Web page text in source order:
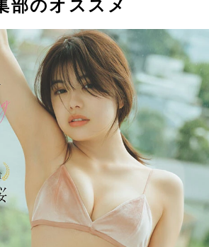
限定】松田実桜写真集『好（ハオ）
ジタル写真集『好（ハオ）feeling』 撮
部のオススメ